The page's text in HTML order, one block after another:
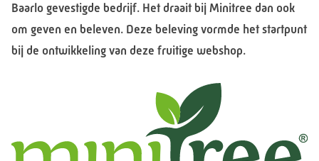
Baarlo gevestigde bedrijf. Het draait bij Minitree dan ook
om geven en beleven. Deze beleving vormde het startpunt
bij de ontwikkeling van deze fruitige webshop.